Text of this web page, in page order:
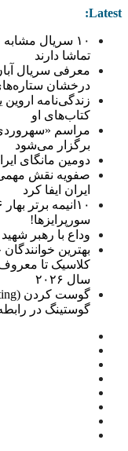
Latest:
۱۰ سریال
تماشا دارند
معرفی سریال
درخشان
زندگی‌نامه اروین
کتاب‌های او
مراسم
برگزار می‌شود
دومین مانگای
صفویه نقش مهمی
ایران ایفا کرد
سورپرایزها!
وداع با رهبر شهید
بهترین
کلاسیک تا
سال ۲۰۲۶
گوستینگ در